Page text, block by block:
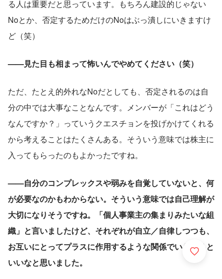
る人は重要だと思っています。もちろん建設的じゃない
Noとか、否定するためだけのNoはぶっ潰しにいきますけ
ど（笑）
——見た目も相まって怖いんでやめてください（笑）
ただ、たとえ的外れなNoだとしても、否定されるのは自
分の中では大事なことなんです。メンバーが「これはどう
なんですか？」っていうクエスチョンを投げかけてくれる
から考えることはたくさんある。そういう意味では株主に
入ってもらったのもよかったですね。
——自分のコンプレックスや弱みを自覚していないと、何
が必要なのかもわからない。そういう意味では自己理解が
大切になりそうですね。「個人事業主の集まりみたいな組
織」と言いましたけど、それぞれが自立／自律しつつも、
お互いにとってプラスに作用するような関係でいられると
いいなと思いました。